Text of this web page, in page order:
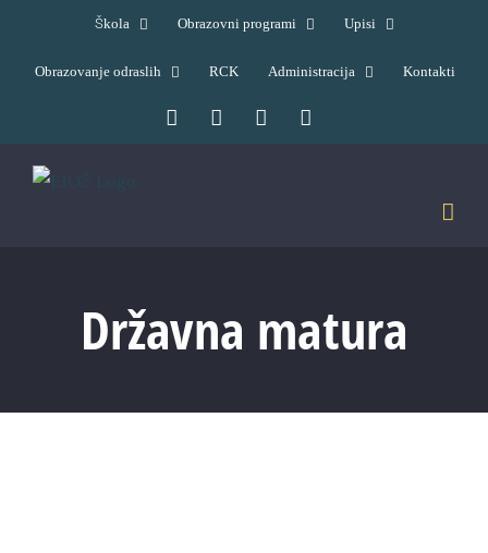
content
Škola Obrazovni programi Upisi
Obrazovanje odraslih RCK Administracija Kontakti
FacebookYouTube
Državna matura